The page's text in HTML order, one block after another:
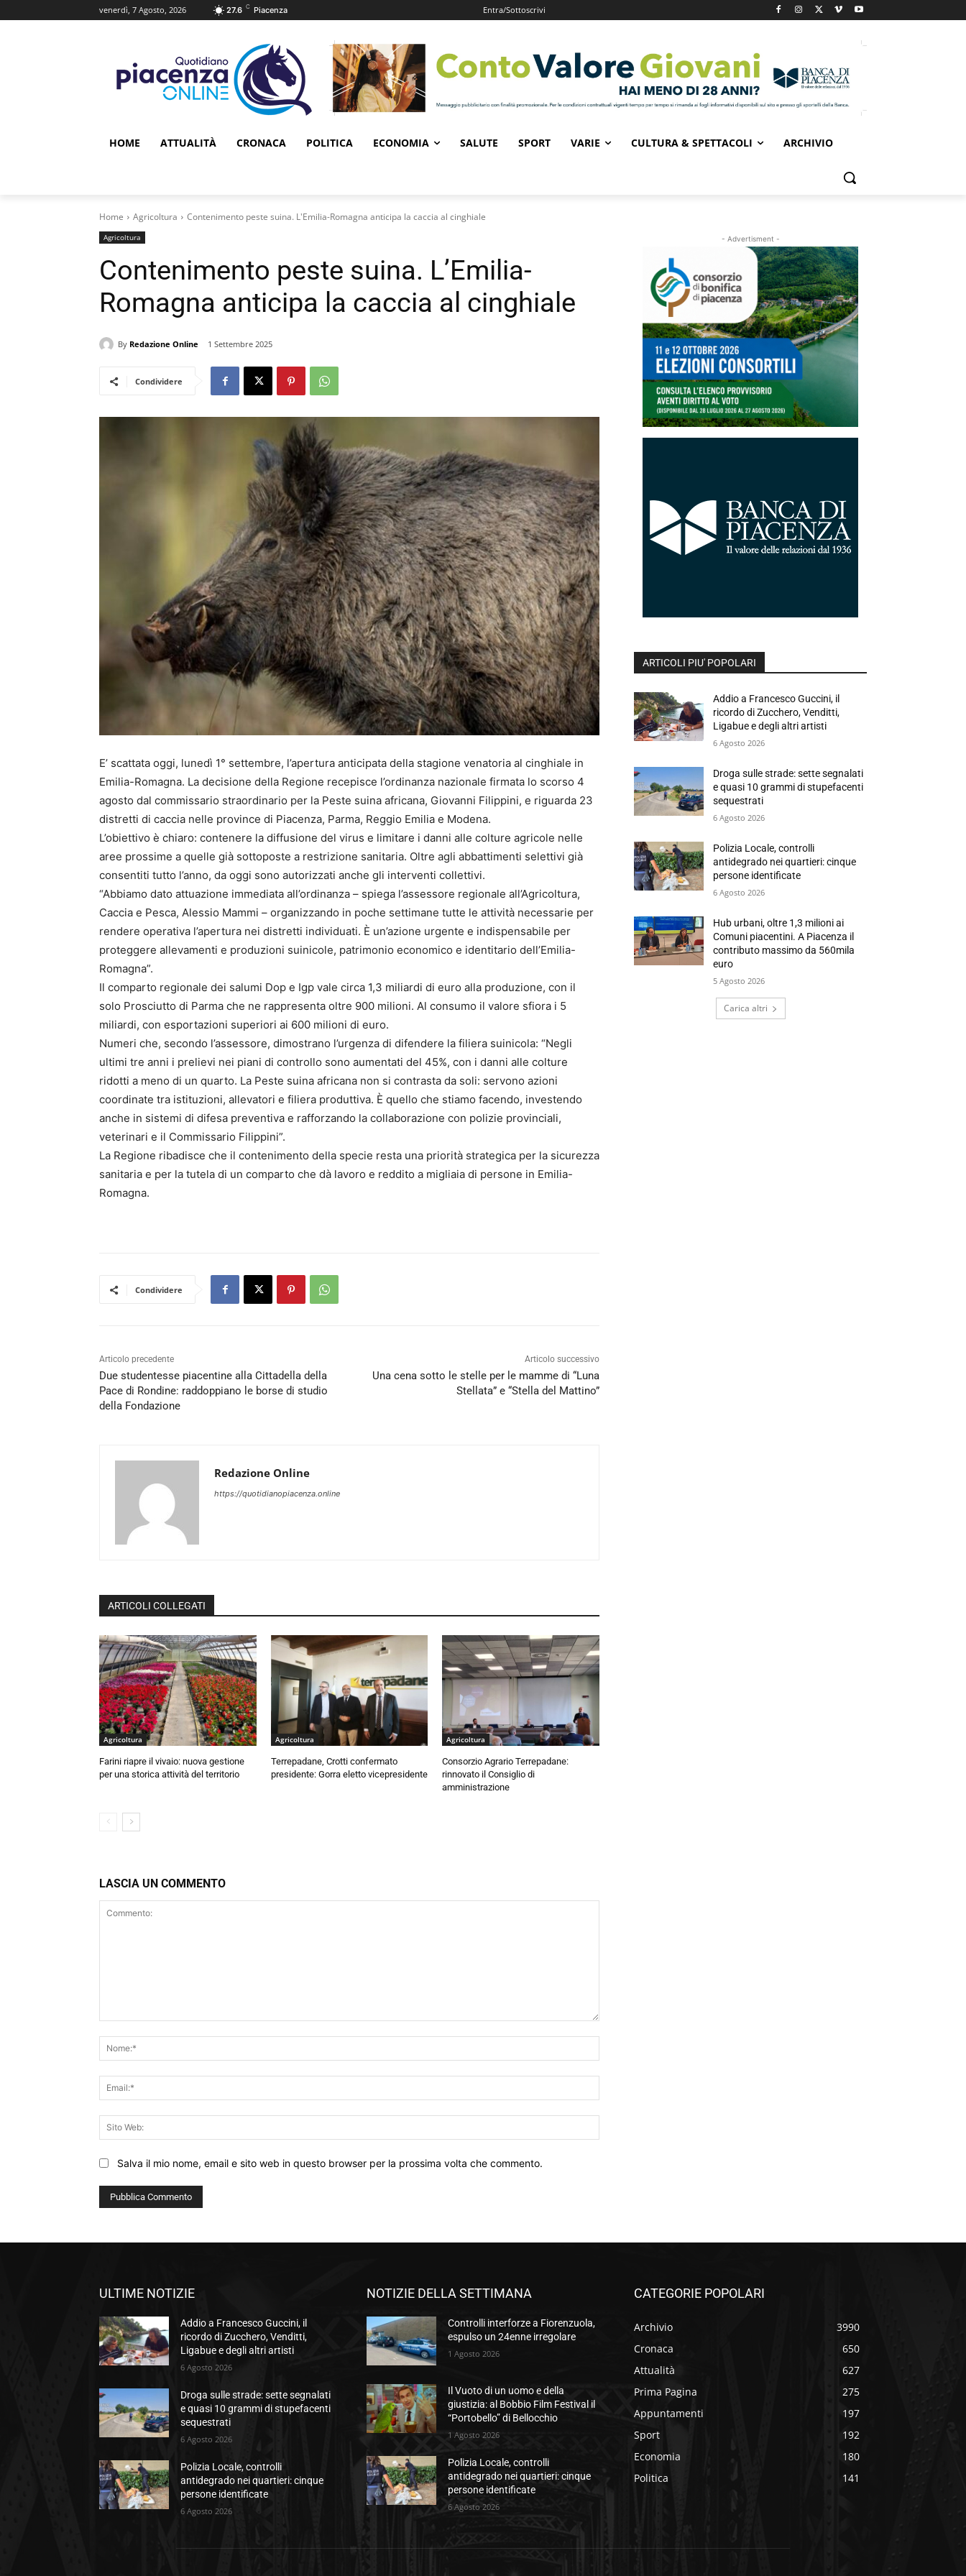
venerdì, 7 Agosto, 2026 27.6 C Piacenza Entra/Sottoscrivi
HOME ATTUALITÀ CRONACA POLITICA ECONOMIA SALUTE SPORT VARIE CULTURA & SPETTACOLI ARCHIVIO
Home Agricoltura Contenimento peste suina. L'Emilia-Romagna anticipa la caccia al cinghiale
Agricoltura
Contenimento peste suina. L’Emilia-
Romagna anticipa la caccia al cinghiale
By Redazione Online 1 Settembre 2025
Condividere
E’ scattata oggi, lunedì 1° settembre, l’apertura anticipata della stagione venatoria al cinghiale in
Emilia-Romagna. La decisione della Regione recepisce l’ordinanza nazionale firmata lo scorso 4
agosto dal commissario straordinario per la Peste suina africana, Giovanni Filippini, e riguarda 23
distretti di caccia nelle province di Piacenza, Parma, Reggio Emilia e Modena.
L’obiettivo è chiaro: contenere la diffusione del virus e limitare i danni alle colture agricole nelle
aree prossime a quelle già sottoposte a restrizione sanitaria. Oltre agli abbattimenti selettivi già
consentiti tutto l’anno, da oggi sono autorizzati anche gli interventi collettivi.
“Abbiamo dato attuazione immediata all’ordinanza – spiega l’assessore regionale all’Agricoltura,
Caccia e Pesca, Alessio Mammi – organizzando in poche settimane tutte le attività necessarie per
rendere operativa l’apertura nei distretti individuati. È un’azione urgente e indispensabile per
proteggere allevamenti e produzioni suinicole, patrimonio economico e identitario dell’Emilia-
Romagna”.
Il comparto regionale dei salumi Dop e Igp vale circa 1,3 miliardi di euro alla produzione, con il
solo Prosciutto di Parma che ne rappresenta oltre 900 milioni. Al consumo il valore sfiora i 5
miliardi, con esportazioni superiori ai 600 milioni di euro.
Numeri che, secondo l’assessore, dimostrano l’urgenza di difendere la filiera suinicola: “Negli
ultimi tre anni i prelievi nei piani di controllo sono aumentati del 45%, con i danni alle colture
ridotti a meno di un quarto. La Peste suina africana non si contrasta da soli: servono azioni
coordinate tra istituzioni, allevatori e filiera produttiva. È quello che stiamo facendo, investendo
anche in sistemi di difesa preventiva e rafforzando la collaborazione con polizie provinciali,
veterinari e il Commissario Filippini”.
La Regione ribadisce che il contenimento della specie resta una priorità strategica per la sicurezza
sanitaria e per la tutela di un comparto che dà lavoro e reddito a migliaia di persone in Emilia-
Romagna.
Condividere
Articolo precedente
Due studentesse piacentine alla Cittadella della
Pace di Rondine: raddoppiano le borse di studio
della Fondazione
Articolo successivo
Una cena sotto le stelle per le mamme di “Luna
Stellata” e “Stella del Mattino”
Redazione Online
https://quotidianopiacenza.online
ARTICOLI COLLEGATI
Agricoltura
Farini riapre il vivaio: nuova gestione
per una storica attività del territorio
Agricoltura
Terrepadane, Crotti confermato
presidente: Gorra eletto vicepresidente
Agricoltura
Consorzio Agrario Terrepadane:
rinnovato il Consiglio di
amministrazione
LASCIA UN COMMENTO
Web:
Salva il mio nome, email e sito web in questo browser per la prossima volta che commento.
- Advertisment -
ARTICOLI PIU' POPOLARI
Addio a Francesco Guccini, il
ricordo di Zucchero, Venditti,
Ligabue e degli altri artisti
6 Agosto 2026
Droga sulle strade: sette segnalati
e quasi 10 grammi di stupefacenti
sequestrati
6 Agosto 2026
Polizia Locale, controlli
antidegrado nei quartieri: cinque
persone identificate
6 Agosto 2026
Hub urbani, oltre 1,3 milioni ai
Comuni piacentini. A Piacenza il
contributo massimo da 560mila
euro
5 Agosto 2026
Carica altri
ULTIME NOTIZIE
Addio a Francesco Guccini, il
ricordo di Zucchero, Venditti,
Ligabue e degli altri artisti
6 Agosto 2026
Droga sulle strade: sette segnalati
e quasi 10 grammi di stupefacenti
sequestrati
6 Agosto 2026
Polizia Locale, controlli
antidegrado nei quartieri: cinque
persone identificate
6 Agosto 2026
NOTIZIE DELLA SETTIMANA
Controlli interforze a Fiorenzuola,
espulso un 24enne irregolare
1 Agosto 2026
Il Vuoto di un uomo e della
giustizia: al Bobbio Film Festival il
“Portobello” di Bellocchio
1 Agosto 2026
Polizia Locale, controlli
antidegrado nei quartieri: cinque
persone identificate
6 Agosto 2026
CATEGORIE POPOLARI
Archivio
3990
Cronaca
650
Attualità
627
Prima Pagina
275
Appuntamenti
197
Sport
192
Economia
180
Politica
141